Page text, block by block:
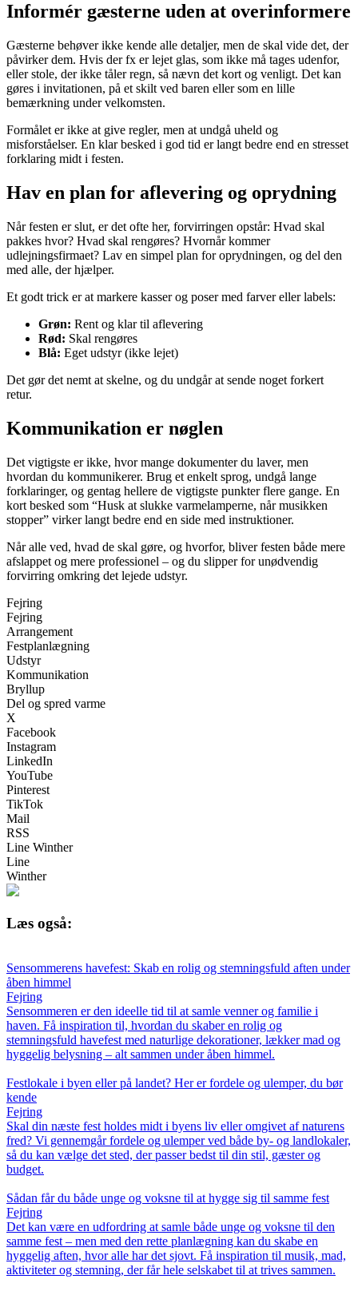
Informér gæsterne uden at overinformere
Gæsterne behøver ikke kende alle detaljer, men de skal vide det, der
påvirker dem. Hvis der fx er lejet glas, som ikke må tages udenfor,
eller stole, der ikke tåler regn, så nævn det kort og venligt. Det kan
gøres i invitationen, på et skilt ved baren eller som en lille
bemærkning under velkomsten.
Formålet er ikke at give regler, men at undgå uheld og
misforståelser. En klar besked i god tid er langt bedre end en stresset
forklaring midt i festen.
Hav en plan for aflevering og oprydning
Når festen er slut, er det ofte her, forvirringen opstår: Hvad skal
pakkes hvor? Hvad skal rengøres? Hvornår kommer
udlejningsfirmaet? Lav en simpel plan for oprydningen, og del den
med alle, der hjælper.
Et godt trick er at markere kasser og poser med farver eller labels:
Grøn: Rent og klar til aflevering
Rød: Skal rengøres
Blå: Eget udstyr (ikke lejet)
Det gør det nemt at skelne, og du undgår at sende noget forkert
retur.
Kommunikation er nøglen
Det vigtigste er ikke, hvor mange dokumenter du laver, men
hvordan du kommunikerer. Brug et enkelt sprog, undgå lange
forklaringer, og gentag hellere de vigtigste punkter flere gange. En
kort besked som “Husk at slukke varmelamperne, når musikken
stopper” virker langt bedre end en side med instruktioner.
Når alle ved, hvad de skal gøre, og hvorfor, bliver festen både mere
afslappet og mere professionel – og du slipper for unødvendig
forvirring omkring det lejede udstyr.
Fejring
Fejring
Arrangement
Festplanlægning
Udstyr
Kommunikation
Bryllup
Del og spred varme
X
Facebook
Instagram
LinkedIn
YouTube
Pinterest
TikTok
Mail
RSS
Line Winther
Line
Winther
Læs også:
Sensommerens havefest: Skab en rolig og stemningsfuld aften under
åben himmel
Fejring
Sensommeren er den ideelle tid til at samle venner og familie i
haven. Få inspiration til, hvordan du skaber en rolig og
stemningsfuld havefest med naturlige dekorationer, lækker mad og
hyggelig belysning – alt sammen under åben himmel.
Festlokale i byen eller på landet? Her er fordele og ulemper, du bør
kende
Fejring
Skal din næste fest holdes midt i byens liv eller omgivet af naturens
fred? Vi gennemgår fordele og ulemper ved både by- og landlokaler,
så du kan vælge det sted, der passer bedst til din stil, gæster og
budget.
Sådan får du både unge og voksne til at hygge sig til samme fest
Fejring
Det kan være en udfordring at samle både unge og voksne til den
samme fest – men med den rette planlægning kan du skabe en
hyggelig aften, hvor alle har det sjovt. Få inspiration til musik, mad,
aktiviteter og stemning, der får hele selskabet til at trives sammen.